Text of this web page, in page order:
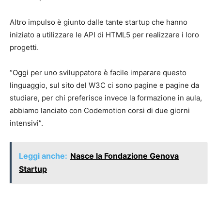
Altro impulso è giunto dalle tante startup che hanno
iniziato a utilizzare le API di HTML5 per realizzare i loro
progetti.
“Oggi per uno sviluppatore è facile imparare questo
linguaggio, sul sito del W3C ci sono pagine e pagine da
studiare, per chi preferisce invece la formazione in aula,
abbiamo lanciato con Codemotion corsi di due giorni
intensivi”.
Leggi anche: Nasce la Fondazione Genova
Startup